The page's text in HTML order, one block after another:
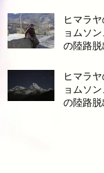
発～
ヒマラ
ョムソ
の陸路脱
脱出～
ヒマラ
ョムソ
の陸路脱